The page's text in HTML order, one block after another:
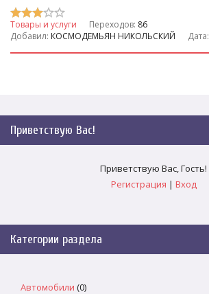
Товары и услуги Переходов: 86
Добавил: КОСМОДЕМЬЯН НИКОЛЬСКИЙ Дата:
Приветствую Вас!
Приветствую Вас,Гость!
Регистрация | Вход
Категории раздела
Автомобили (0)